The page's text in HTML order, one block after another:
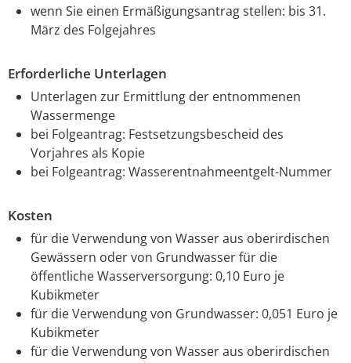
wenn Sie einen Ermäßigungsantrag stellen: bis 31.
März des Folgejahres
Erforderliche Unterlagen
Unterlagen zur Ermittlung der entnommenen
Wassermenge
bei Folgeantrag: Festsetzungsbescheid des
Vorjahres als Kopie
bei Folgeantrag: Wasserentnahmeentgelt-Nummer
Kosten
für die Verwendung von Wasser aus oberirdischen
Gewässern oder von Grundwasser für die
öffentliche Wasserversorgung: 0,10 Euro je
Kubikmeter
für die Verwendung von Grundwasser: 0,051 Euro je
Kubikmeter
für die Verwendung von Wasser aus oberirdischen